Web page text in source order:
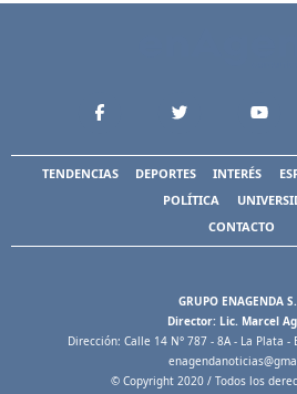
TENDENCIAS DEPORTES INTERÉS
POLÍTICA
CONTACTO
GRUPO ENAGENDA
Director: Lic. Marcel
Dirección: Calle 14 N° 787 - 8A - La Plata
© Copyright 2020 / Todos los